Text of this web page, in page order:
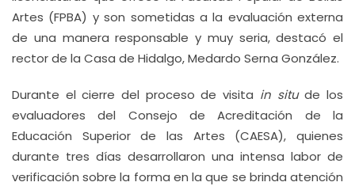
Artes (FPBA) y son sometidas a la evaluación externa
de una manera responsable y muy seria, destacó el
rector de la Casa de Hidalgo, Medardo Serna González.
Durante el cierre del proceso de visita in situde los
evaluadores del Consejo de Acreditación de la
Educación Superior de las Artes (CAESA), quienes
durante tres días desarrollaron una intensa labor de
verificación sobre la forma en la que se brinda atención